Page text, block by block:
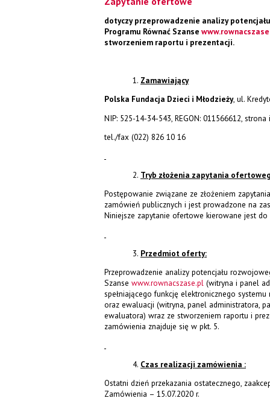
dotyczy przeprowadzenie analizy
Programu Równać Szanse
stworzeniem raportu i prezentacji.
Zamawiający
Polska Fundacja Dzieci i Młodzieży, ul.
NIP: 525-14-34-543, REGON: 011566612,
tel./fax (022) 826 10 16
Tryb złożenia zapytania
Postępowanie związane ze złożeniem
zamówień publicznych i jest prowadzone na
Niniejsze zapytanie ofertowe kierowane jest
Przedmiot oferty:
Przeprowadzenie analizy potencjału
Szanse www.rownacszase.pl (witryna i panel
spełniającego funkcję elektronicznego
oraz ewaluacji (witryna, panel administratora,
ewaluatora) wraz ze stworzeniem raportu i
zamówienia znajduje się w pkt. 5.
Czas realizacji zamówienia :
Ostatni dzień przekazania ostatecznego,
Zamówienia – 15.07.2020 r.